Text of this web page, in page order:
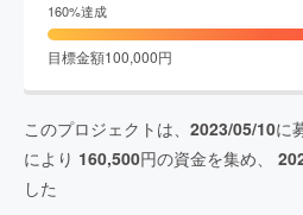
160%達成
目標金額100,000円
このプロジェクトは、 2023/05/10に
により 160,500円の資金を集め、
した